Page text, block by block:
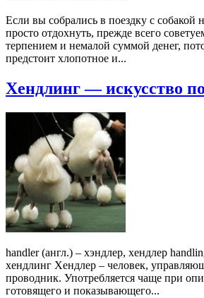
Если вы собрались в поездку с собакой
просто отдохнуть, прежде всего
терпением и немалой суммой денег,
предстоит хлопотное и...
Хендлинг — искусство
handler (англ.) – хэндлер, хендлер
хендлинг Хендлер – человек,
проводник. Употребляется чаще при
готовящего и показывающего...